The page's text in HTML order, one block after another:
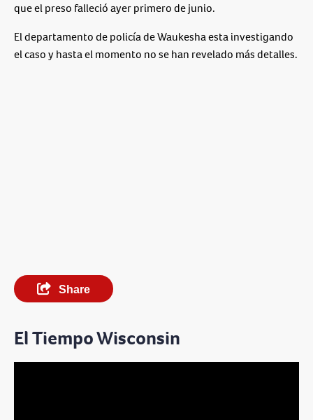
que el preso falleció ayer primero de junio.
El departamento de policía de Waukesha esta investigando
el caso y hasta el momento no se han revelado más detalles.
Share
El Tiempo Wisconsin